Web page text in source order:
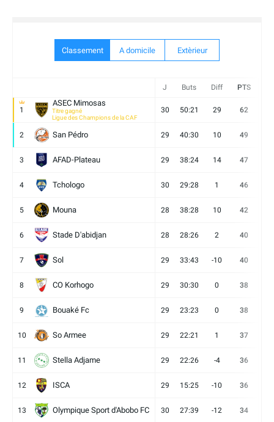
Classement A domicile Extèrieur
J Buts Diff PTS
1
ASEC Mimosas
Titre gagné
Ligue des Champions de la CAF
30 50:21 29 62
2 San Pédro 29 40:30 10 49
3 AFAD-Plateau 29 38:24 14 47
4 Tchologo 30 29:28 1 46
5 Mouna 28 38:28 10 42
6 Stade D'abidjan 28 28:26 2 40
7 Sol 29 33:43 -10 40
8 CO Korhogo 29 30:30 0 38
9 Bouaké Fc 29 23:23 0 38
10 So Armee 29 22:21 1 37
11 Stella Adjame 29 22:26 -4 36
12 ISCA 29 15:25 -10 36
13 Olympique Sport d'Abobo FC 30 27:39 -12 34